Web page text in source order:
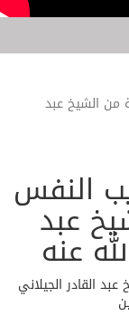
من الشيخ عبد
النفس
عبد
عنه
القادر الجيلاني